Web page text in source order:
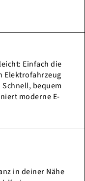
Einfach die
Elektrofahrzeug
bequem
moderne E-
in deiner Nähe